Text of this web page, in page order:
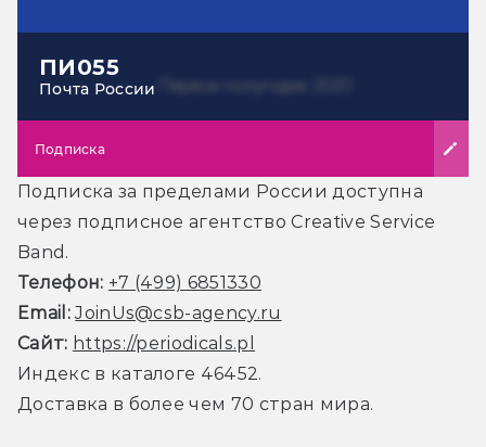
ПИ055
Почта России
Подписка
Подписка за пределами России доступна
через подписное агентство Creative Service
Band.
Телефон: +7 (499) 6851330
Email: JoinUs@csb-agency.ru
Сайт: https://periodicals.pl
Индекс в каталоге 46452.
Доставка в более чем 70 стран мира.